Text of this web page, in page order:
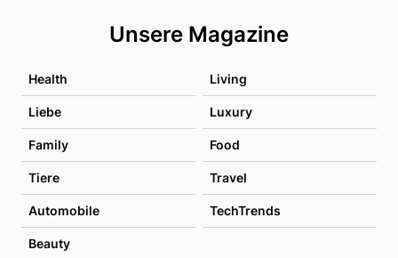
Unsere Magazine
Health Living
Liebe Luxury
Family Food
Tiere Travel
Automobile TechTrends
Beauty